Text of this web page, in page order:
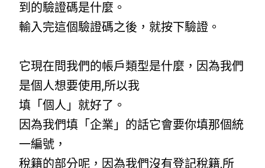
到的驗證碼是什麼。
輸入完這個驗證碼之後，就按下驗證。
它現在問我們的帳戶類型是什麼，因為我們
是個人想要使用,所以我
填「個人」就好了。
因為我們填「企業」的話它會要你填那個統
一編號，
稅籍的部分呢，因為我們沒有登記稅籍,所